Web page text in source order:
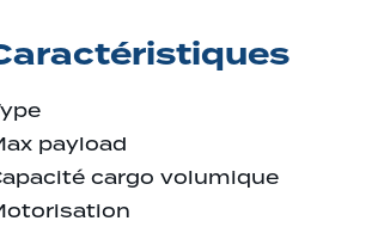
payload
cargo volumique